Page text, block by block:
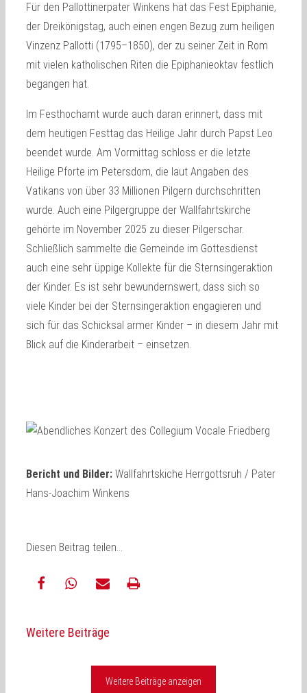
Für den Pallottinerpater Winkens hat das Fest Epiphanie,
der Dreikönigstag, auch einen engen Bezug zum heiligen
Vinzenz Pallotti (1795–1850), der zu seiner Zeit in Rom
mit vielen katholischen Riten die Epiphanieoktav festlich
begangen hat.
Im Festhochamt wurde auch daran erinnert, dass mit
dem heutigen Festtag das Heilige Jahr durch Papst Leo
beendet wurde. Am Vormittag schloss er die letzte
Heilige Pforte im Petersdom, die laut Angaben des
Vatikans von über 33 Millionen Pilgern durchschritten
wurde. Auch eine Pilgergruppe der Wallfahrtskirche
gehörte im November 2025 zu dieser Pilgerschar.
Schließlich sammelte die Gemeinde im Gottesdienst
auch eine sehr üppige Kollekte für die Sternsingeraktion
der Kinder. Es ist sehr bewundernswert, dass sich so
viele Kinder bei der Sternsingeraktion engagieren und
sich für das Schicksal armer Kinder – in diesem Jahr mit
Blick auf die Kinderarbeit – einsetzen.
Bericht und Bilder: Wallfahrtskiche Herrgottsruh / Pater
Hans-Joachim Winkens
Diesen Beitrag teilen...
Mail
Weitere Beiträge
Weitere Beiträge anzeigen